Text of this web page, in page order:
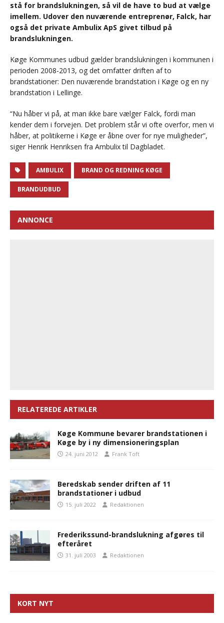
stå for brandslukningen, så vil de have to bud at vælge
imellem. Udover den nuværende entreprenør, Falck, har
også det private Ambulix ApS givet tilbud på
brandslukningen.
Køge Kommunes udbud gælder brandslukningen i kommunen i
perioden 2008-2013, og det omfatter driften af to
brandstationer: Den nuværende brandstation i Køge og en ny
brandstation i Lellinge.
“Nu håber vi på, at man ikke bare vælger Falck, fordi man
kender dem i forvejen. Det problem står vi ofte overfor, men vi
håber, at politikerne i Køge er åbne over for nye muligheder”,
siger Henrik Henriksen fra Ambulix til Dagbladet.
AMBULIX BRAND OG REDNING KØGE
BRANDUDBUD
ANNONCE
RELATEREDE ARTIKLER
Køge Kommune bevarer brandstationen i
Køge by i ny dimensioneringsplan
24. juni 2012 Frank Toft
Beredskab sender driften af 11
brandstationer i udbud
15. juli 2022 Redaktionen
Frederikssund-brandslukning afgøres til
efteråret
31. juli 2003 Redaktionen
KORT NYT